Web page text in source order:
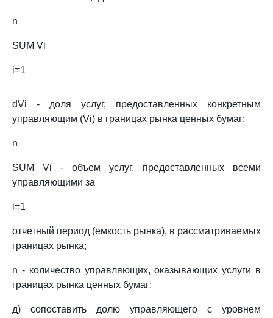
n
SUM Vi
i=1
dVi - доля услуг, предоставленных конкретным
управляющим (Vi) в границах рынка ценных бумаг;
n
SUM Vi - объем услуг, предоставленных всеми
управляющими за
i=1
отчетный период (емкость рынка), в рассматриваемых
границах рынка;
n - количество управляющих, оказывающих услуги в
границах рынка ценных бумаг;
д) сопоставить долю управляющего с уровнем